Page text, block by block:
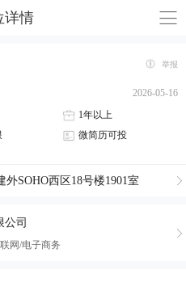
详情
举报
2026-05-16
1年以上
微简历可投
SOHO西区18号楼1901室
司
网/电子商务